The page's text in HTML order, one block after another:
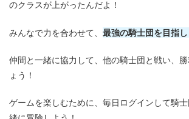
のクラスが上がったんだよ！
みんなで力を合わせて、 最強の騎士団を目指し
仲間と一緒に協力して、他の騎士団と戦い、
ょう！
ゲームを楽しむために、毎日ログインして騎